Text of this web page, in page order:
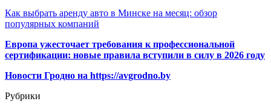
Как выбрать аренду авто в Минске на месяц: обзор
популярных компаний
Европа ужесточает требования к профессиональной
сертификации: новые правила вступили в силу в 2026 году
Новости Гродно на https://avgrodno.by
Рубрики